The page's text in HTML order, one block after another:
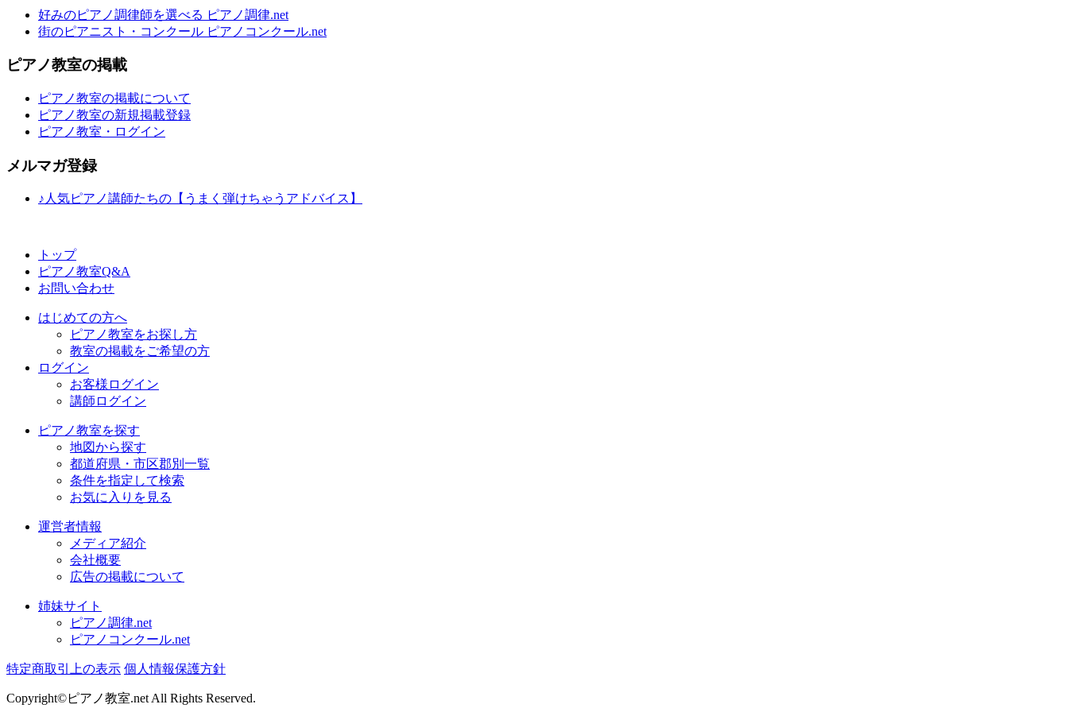
好みのピアノ調律師を選べる ピアノ調律.net
街のピアニスト・コンクール ピアノコンクール.net
ピアノ教室の掲載
ピアノ教室の掲載について
ピアノ教室の新規掲載登録
ピアノ教室・ログイン
メルマガ登録
♪人気ピアノ講師たちの【うまく弾けちゃうアドバイス】
トップ
ピアノ教室Q&A
お問い合わせ
はじめての方へ
ピアノ教室をお探し方
教室の掲載をご希望の方
ログイン
お客様ログイン
講師ログイン
ピアノ教室を探す
地図から探す
都道府県・市区郡別一覧
条件を指定して検索
お気に入りを見る
運営者情報
メディア紹介
会社概要
広告の掲載について
姉妹サイト
ピアノ調律.net
ピアノコンクール.net
特定商取引上の表示 個人情報保護方針
Copyright©ピアノ教室.net All Rights Reserved.